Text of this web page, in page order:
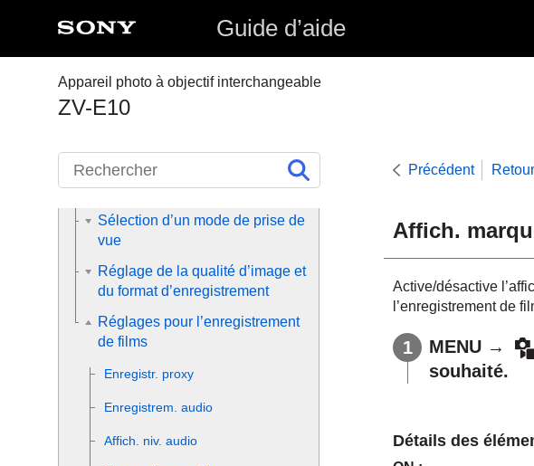
Guide d’aide
Appareil photo à objectif interchangeable
ZV-E10
Précédent
Affich.
Active/désactive
l’enregistrement de
MENU →
souhaité.
Détails des
Enregistrement de films
Enregistrement de films au
ralenti/en accéléré (
Diffusion en direct de la vidéo et
du son (Diffusion USB) (film)
Sélection d’un mode de prise de
vue
Réglage de la qualité d’image et
du format d’enregistrement
Réglages pour l’enregistrement
de films
Enregistr. proxy
Enregistrem. audio
Affich. niv. audio